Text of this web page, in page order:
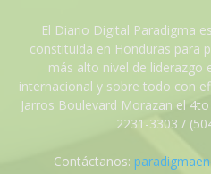
El Diario Digital Paradigma
constituida en Honduras para
más alto nivel de liderazgo
internacional y sobre todo con
Jarros Boulevard Morazan el
2231-3303 /
Contáctanos: